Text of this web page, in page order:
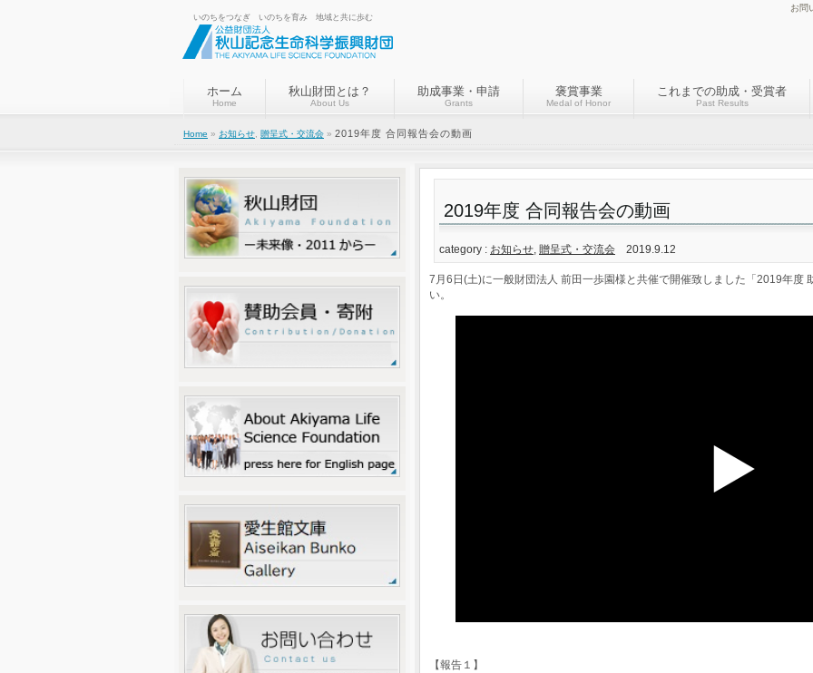
いのちをつなぎ いのちを育み 地域と共に歩む
お問
ホーム
Home
秋山財団とは？
About Us
助成事業・申請
Grants
褒賞事業
Medal of Honor
これまでの助成・受賞者
Past Results
Home » お知らせ 贈呈式・交流会 » 2019年度 合同報告会の動画
2019年度 合同報告会の動画
category : お知らせ, 贈呈式・交流会 2019.9.12
7月6日(土)に一般財団法人 前田一歩園様と共催で開催致しました「2019年度
い。
【報告１】